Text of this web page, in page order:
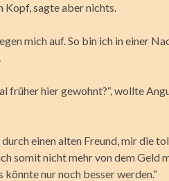
sagte aber nichts.
mich auf. So bin ich in einer
früher hier gewohnt?“, wollte
durch einen alten Freund, mir die
somit nicht mehr von dem Geld
nur noch besser werden.“